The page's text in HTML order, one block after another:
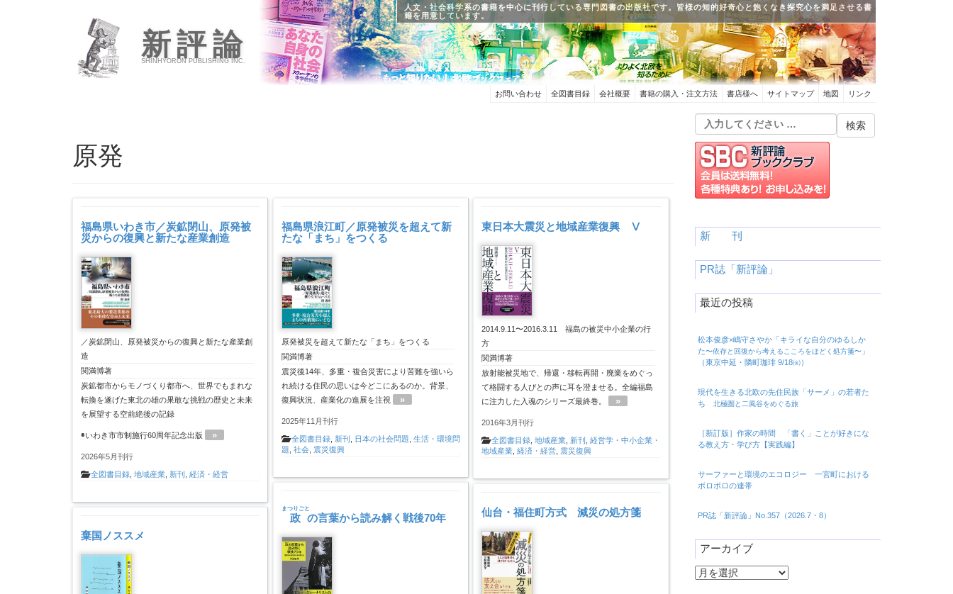
新評論
SHINHYORON PUBLISHING INC.
人文・社会科学系の書籍を中心に刊行している専門図書の出版社です。皆様の知的好奇心と飽くなき探究心を満足させる書
籍を用意しています。
お問い合わせ 全図書目録 会社概要 書籍の購入・注文方法 書店様へ サイトマップ 地図 リンク
原発
福島県いわき市／炭鉱閉山、原発被
災からの復興と新たな産業創造
／炭鉱閉山、原発被災からの復興と新たな産業創
造
関満博著
炭鉱都市からモノづくり都市へ、世界でもまれな
転換を遂げた東北の雄の果敢な挑戦の歴史と未来
を展望する空前絶後の記録
◉いわき市市制施行60周年記念出版 »
2026年5月刊行
全図書目録, 地域産業, 新刊 , 経済・経営
福島県浪江町／原発被災を超えて新
たな「まち」をつくる
原発被災を超えて新たな「まち」をつくる
関満博著
震災後14年、多重・複合災害により苦難を強いら
れ続ける住民の思いは今どこにあるのか。背景、
復興状況、産業化の進展を注視
»
2025年11月刊行
全図書目録, 新刊 , 日本の社会問題, 生活・環境問
題, 社会, 震災復興
東日本大震災と地域産業復興 Ⅴ
2014.9.11〜2016.3.11 福島の被災中小企業の行
方
関満博著
放射能被災地で、帰還・移転再開・廃業をめぐっ
て格闘する人びとの声に耳を澄ませる。全編福島
に注力した入魂のシリーズ最終巻。
»
2016年3月刊行
全図書目録 ,地域産業 新刊 ,経営学・中小企業・
地域産業 ,経済・経営 震災復興
政
まつりごと
の言葉から読み解く戦後70年 仙台・福住町方式 減災の処方箋
棄国ノススメ
新 刊
PR誌「新評論」
最近の投稿
松本俊彦×嶋守さやか「キライな自分のゆるしか
た〜依存と回復から考えるこころをほどく処方箋〜」
（東京中延・隣町珈琲 9/18㈮）
現代を生きる北欧の先住民族「サーメ」の若者た
ち 北極圏と二風谷をめぐる旅
［新訂版］作家の時間 「書く」ことが好きにな
る教え方・学び方【実践編】
サーファーと環境のエコロジー 一宮町における
ボロボロの連帯
PR誌「新評論」No.357（2026.7・8）
アーカイブ
ア